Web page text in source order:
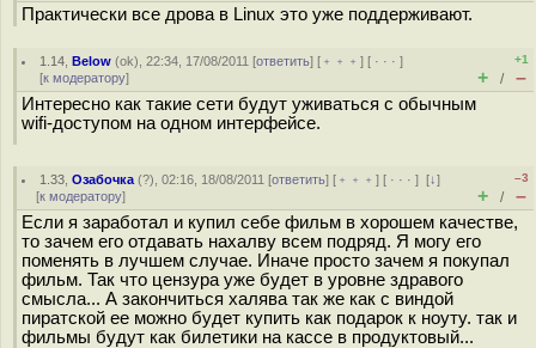
Практически все дрова в Linux это уже поддерживают.
1.14 ,Below (ok), 22:34, 17/08/2011 [ответить] [ ﹢﹢﹢] [ · · ·]
[к модератору]
+1
+ / –
Интересно как такие сети будут уживаться с обычным
wifi-доступом на одном интерфейсе.
1.33 ,Озабочка (?), 02:16, 18/08/2011 [ответить] [ ﹢﹢﹢] [ · · ·][↓]
[к модератору]
–3
+ / –
Если я заработал и купил себе фильм в хорошем качестве,
то зачем его отдавать нахалву всем подряд. Я могу его
поменять в лучшем случае. Иначе просто зачем я покупал
фильм. Так что цензура уже будет в уровне здравого
смысла... А закончиться халява так же как с виндой
пиратской ее можно будет купить как подарок к ноуту. так и
фильмы будут как билетики на кассе в продуктовый...